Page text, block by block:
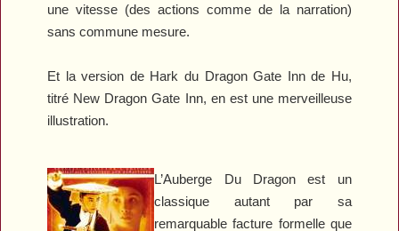
une vitesse (des actions comme de la narration)
sans commune mesure.
Et la version de Hark du Dragon Gate Innde Hu,
titré New Dragon Gate Inn, en est une merveilleuse
illustration.
L’Auberge Du Dragon est un
classique autant par sa
remarquable facture formelle que